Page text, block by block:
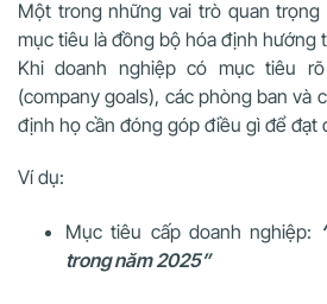
Một trong những vai trò quan
mục tiêu là đồng bộ hóa định hướng
Khi doanh nghiệp có mục tiêu
(company goals), các phòng ban và
định họ cần đóng góp điều gì để đạt
Ví dụ:
Mục tiêu cấp doanh nghiệp:
trong năm 2025”